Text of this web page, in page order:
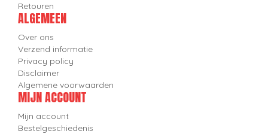
Retouren
ALGEMEEN
Over ons
Verzend informatie
Privacy policy
Disclaimer
Algemene voorwaarden
MIJN ACCOUNT
Mijn account
Bestelgeschiedenis